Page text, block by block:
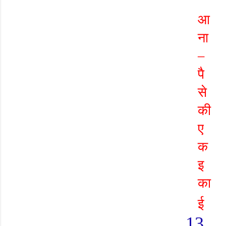
आ
ना
–
पै
से
की
ए
क
इ
का
ई